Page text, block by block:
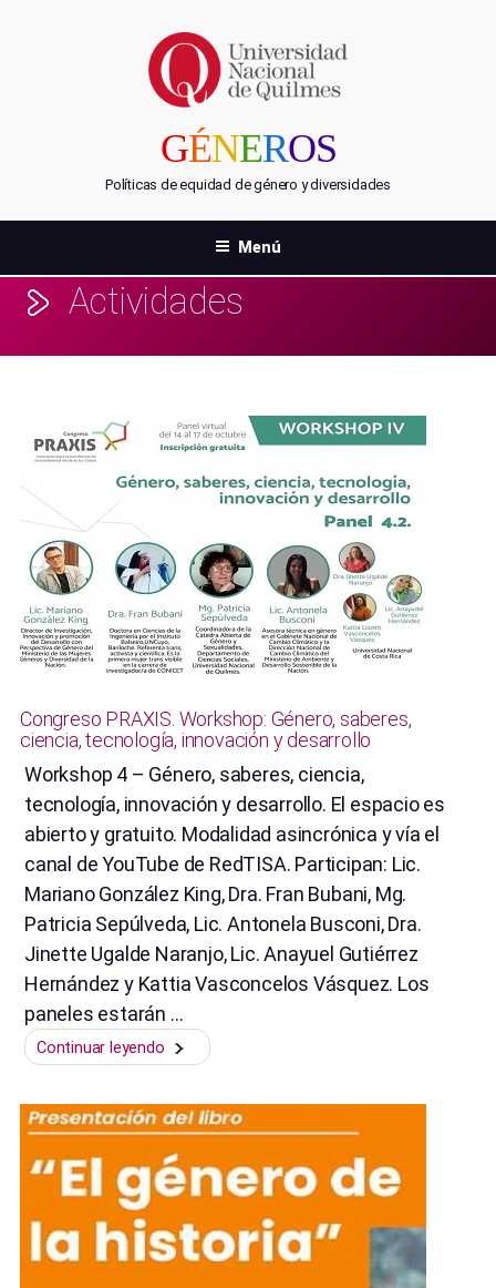
GÉNEROS
Políticas de equidad de género y diversidades
Menú
Actividades
Congreso PRAXIS. Workshop: Género, saberes,
ciencia, tecnología, innovación y desarrollo
Workshop 4 – Género, saberes, ciencia,
tecnología, innovación y desarrollo. El espacio es
abierto y gratuito. Modalidad asincrónica y vía el
canal de YouTube de RedTISA. Participan: Lic.
Mariano González King, Dra. Fran Bubani, Mg.
Patricia Sepúlveda, Lic. Antonela Busconi, Dra.
Jinette Ugalde Naranjo, Lic. Anayuel Gutiérrez
Hernández y Kattia Vasconcelos Vásquez. Los
paneles estarán …
Continuar leyendo
“Congreso
Workshop:
Género,
saberes,
ciencia,
innovación
y